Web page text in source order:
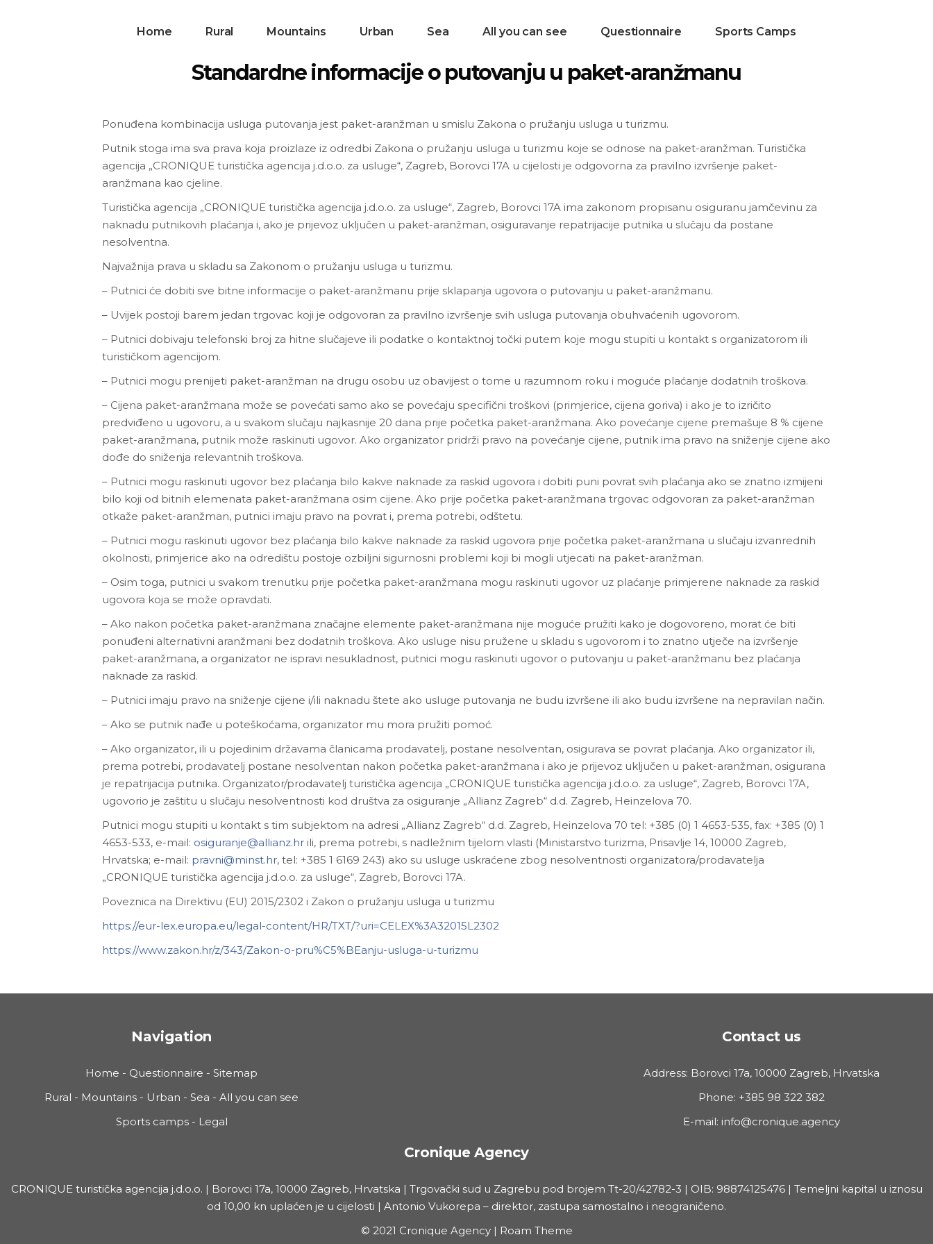
Home Rural Mountains Urban Sea All you can see Questionnaire Sports Camps
Standardne informacije o putovanju u paket-aranžmanu
Ponuđena kombinacija usluga putovanja jest paket-aranžman u smislu Zakona o pružanju usluga u turizmu.
Putnik stoga ima sva prava koja proizlaze iz odredbi Zakona o pružanju usluga u turizmu koje se odnose na paket-aranžman. Turistička
agencija „CRONIQUE turistička agencija j.d.o.o. za usluge“, Zagreb, Borovci 17A u cijelosti je odgovorna za pravilno izvršenje paket-
aranžmana kao cjeline.
Turistička agencija „CRONIQUE turistička agencija j.d.o.o. za usluge“, Zagreb, Borovci 17A ima zakonom propisanu osiguranu jamčevinu za
naknadu putnikovih plaćanja i, ako je prijevoz uključen u paket-aranžman, osiguravanje repatrijacije putnika u slučaju da postane
nesolventna.
Najvažnija prava u skladu sa Zakonom o pružanju usluga u turizmu.
– Putnici će dobiti sve bitne informacije o paket-aranžmanu prije sklapanja ugovora o putovanju u paket-aranžmanu.
– Uvijek postoji barem jedan trgovac koji je odgovoran za pravilno izvršenje svih usluga putovanja obuhvaćenih ugovorom.
– Putnici dobivaju telefonski broj za hitne slučajeve ili podatke o kontaktnoj točki putem koje mogu stupiti u kontakt s organizatorom ili
turističkom agencijom.
– Putnici mogu prenijeti paket-aranžman na drugu osobu uz obavijest o tome u razumnom roku i moguće plaćanje dodatnih troškova.
– Cijena paket-aranžmana može se povećati samo ako se povećaju specifični troškovi (primjerice, cijena goriva) i ako je to izričito
predviđeno u ugovoru, a u svakom slučaju najkasnije 20 dana prije početka paket-aranžmana. Ako povećanje cijene premašuje 8 % cijene
paket-aranžmana, putnik može raskinuti ugovor. Ako organizator pridrži pravo na povećanje cijene, putnik ima pravo na sniženje cijene ako
dođe do sniženja relevantnih troškova.
– Putnici mogu raskinuti ugovor bez plaćanja bilo kakve naknade za raskid ugovora i dobiti puni povrat svih plaćanja ako se znatno izmijeni
bilo koji od bitnih elemenata paket-aranžmana osim cijene. Ako prije početka paket-aranžmana trgovac odgovoran za paket-aranžman
otkaže paket-aranžman, putnici imaju pravo na povrat i, prema potrebi, odštetu.
– Putnici mogu raskinuti ugovor bez plaćanja bilo kakve naknade za raskid ugovora prije početka paket-aranžmana u slučaju izvanrednih
okolnosti, primjerice ako na odredištu postoje ozbiljni sigurnosni problemi koji bi mogli utjecati na paket-aranžman.
– Osim toga, putnici u svakom trenutku prije početka paket-aranžmana mogu raskinuti ugovor uz plaćanje primjerene naknade za raskid
ugovora koja se može opravdati.
– Ako nakon početka paket-aranžmana značajne elemente paket-aranžmana nije moguće pružiti kako je dogovoreno, morat će biti
ponuđeni alternativni aranžmani bez dodatnih troškova. Ako usluge nisu pružene u skladu s ugovorom i to znatno utječe na izvršenje
paket-aranžmana, a organizator ne ispravi nesukladnost, putnici mogu raskinuti ugovor o putovanju u paket-aranžmanu bez plaćanja
naknade za raskid.
– Putnici imaju pravo na sniženje cijene i/ili naknadu štete ako usluge putovanja ne budu izvršene ili ako budu izvršene na nepravilan način.
– Ako se putnik nađe u poteškoćama, organizator mu mora pružiti pomoć.
– Ako organizator, ili u pojedinim državama članicama prodavatelj, postane nesolventan, osigurava se povrat plaćanja. Ako organizator ili,
prema potrebi, prodavatelj postane nesolventan nakon početka paket-aranžmana i ako je prijevoz uključen u paket-aranžman, osigurana
je repatrijacija putnika. Organizator/prodavatelj turistička agencija „CRONIQUE turistička agencija j.d.o.o. za usluge“, Zagreb, Borovci 17A,
ugovorio je zaštitu u slučaju nesolventnosti kod društva za osiguranje „Allianz Zagreb“ d.d. Zagreb, Heinzelova 70.
Putnici mogu stupiti u kontakt s tim subjektom na adresi „Allianz Zagreb“ d.d. Zagreb, Heinzelova 70 tel: +385 (0) 1 4653-535, fax: +385 (0) 1
4653-533, e-mail: osiguranje@allianz.hr ili, prema potrebi, s nadležnim tijelom vlasti (Ministarstvo turizma, Prisavlje 14, 10000 Zagreb,
Hrvatska; e-mail: pravni@minst.hr, tel: +385 1 6169 243) ako su usluge uskraćene zbog nesolventnosti organizatora/prodavatelja
„CRONIQUE turistička agencija j.d.o.o. za usluge“, Zagreb, Borovci 17A.
Poveznica na Direktivu (EU) 2015/2302 i Zakon o pružanju usluga u turizmu
https://eur-lex.europa.eu/legal-content/HR/TXT/?uri=CELEX%3A32015L2302
https://www.zakon.hr/z/343/Zakon-o-pru%C5%BEanju-usluga-u-turizmu
Navigation
Home - Questionnaire -Sitemap
Rural - Mountains - Urban -Sea -All you can see
Sports camps- Legal
Contact us
Address: Borovci 17a, 10000 Zagreb, Hrvatska
Phone: +385 98 322 382
E-mail: info@cronique.agency
Cronique Agency
CRONIQUE turistička agencija j.d.o.o. | Borovci 17a, 10000 Zagreb, Hrvatska | Trgovački sud u Zagrebu pod brojem Tt-20/42782-3 | OIB: 98874125476 | Temeljni kapital u iznosu
od 10,00 kn uplaćen je u cijelosti | Antonio Vukorepa – direktor, zastupa samostalno i neograničeno.
© 2021 Cronique Agency | Roam Theme